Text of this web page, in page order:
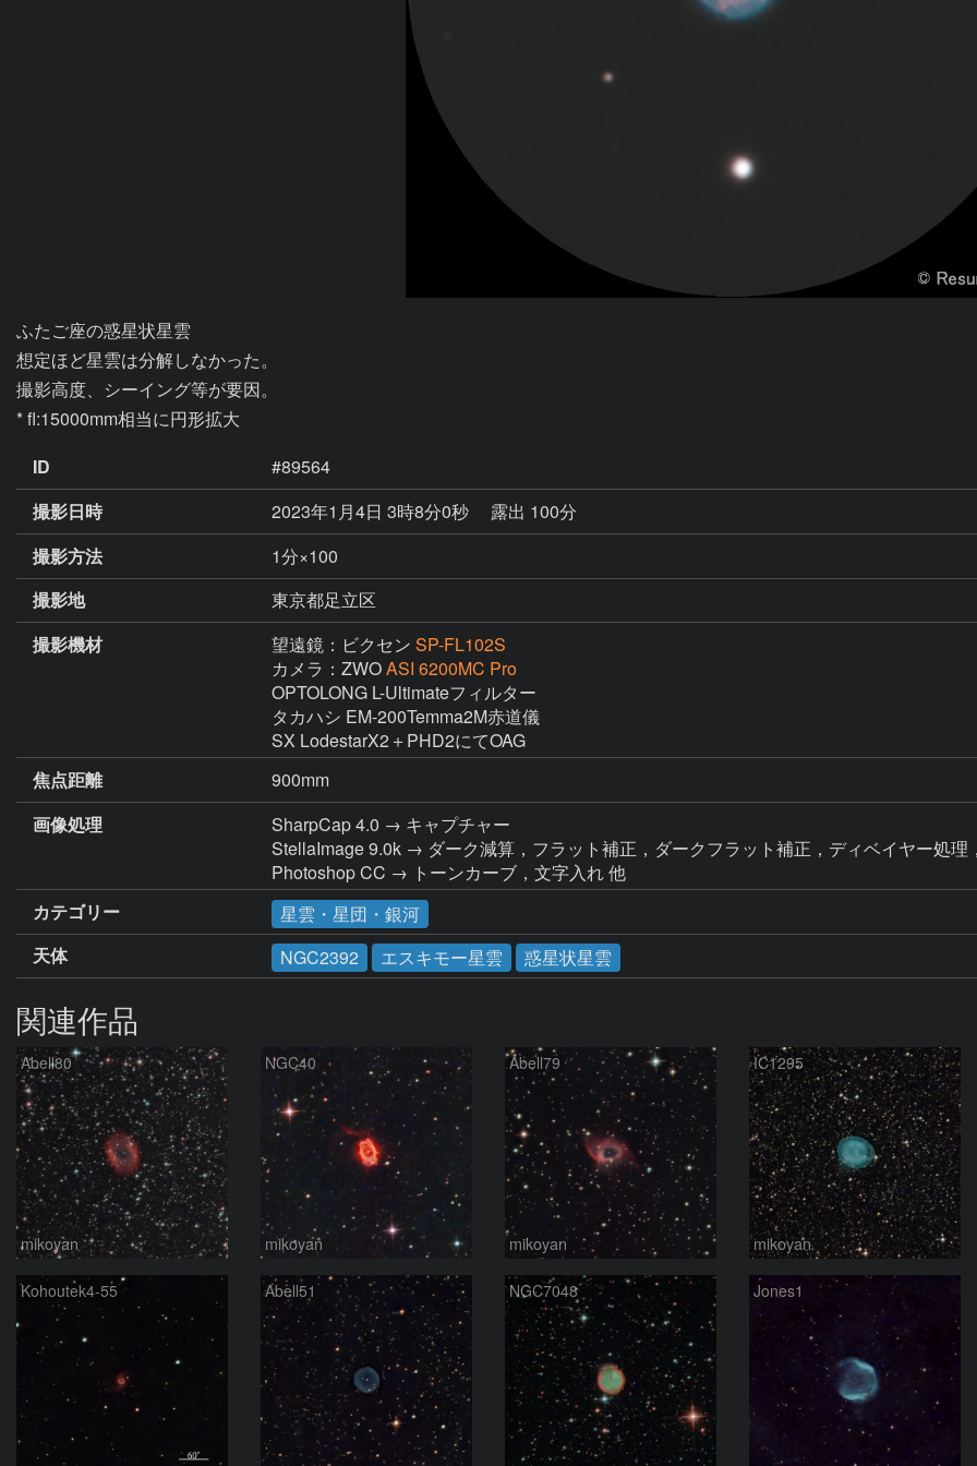
ふたご座の惑星状星雲
想定ほど星雲は分解しなかった。
撮影高度、シーイング等が要因。
* fl:15000mm相当に円形拡大
ID
#89564
撮影日時
2023年1月4日 3時8分0秒
露出 100分
撮影方法
1分×100
撮影地
東京都足立区
撮影機材
望遠鏡：ビクセン SP-FL102S
カメラ：ZWOASI 6200MC Pro
OPTOLONG L-Ultimateフィルター
タカハシ EM-200Temma2M赤道儀
SX LodestarX2＋PHD2にてOAG
焦点距離
900mm
画像処理
SharpCap 4.0 → キャプチャー
StellaImage 9.0k → ダーク減算，フラット補正，ダークフラット補正，ディベイヤー処理
Photoshop CC → トーンカーブ，文字入れ 他
カテゴリー
星雲・星団・銀河
天体
NGC2392 エスキモー星雲 惑星状星雲
関連作品
Abell80
mikoyan
NGC40
mikoyan
Abell79
mikoyan
IC1295
mikoyan
Kohoutek4-55 Abell51 NGC7048 Jones1